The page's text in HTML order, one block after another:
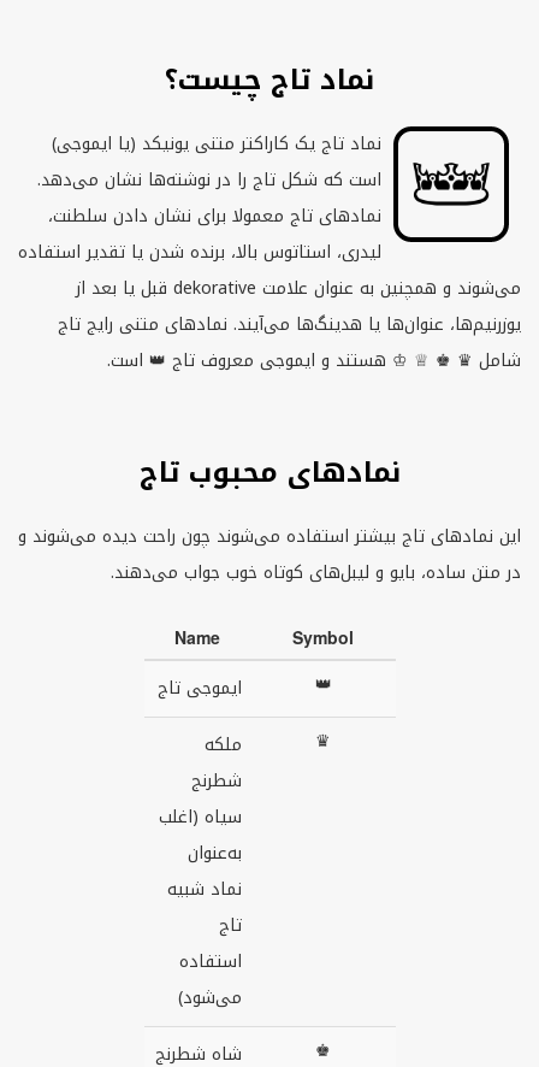
نماد تاج چیست؟
نماد تاج یک کاراکتر متنی یونیکد (یا ایموجی)
است که شکل تاج را در نوشته‌ها نشان می‌دهد.
نمادهای تاج معمولا برای نشان دادن سلطنت،
لیدری، استاتوس بالا، برنده شدن یا تقدیر استفاده
می‌شوند و همچنین به عنوان علامت dekorative قبل یا بعد از
یوزرنیم‌ها، عنوان‌ها یا هدینگ‌ها می‌آیند. نمادهای متنی رایج تاج
شامل ♛ ♚ ♕ ♔ هستند و ایموجی معروف تاج 👑 است.
نمادهای محبوب تاج
این نمادهای تاج بیشتر استفاده می‌شوند چون راحت دیده می‌شوند و
در متن ساده، بایو و لیبل‌های کوتاه خوب جواب می‌دهند.
Symbol
Name
👑
ایموجی تاج
♛
ملکه
شطرنج
سیاه (اغلب
به‌عنوان
نماد شبیه
تاج
استفاده
می‌شود)
♚ شاه شطرنج